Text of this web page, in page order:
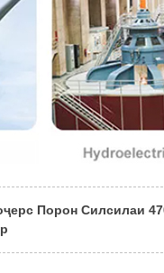
Порон Силсилаи